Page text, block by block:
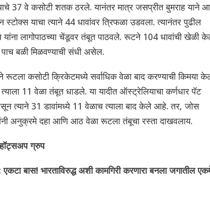
37 वे कसोटी शतक ठरले. यानंतर मात्र जसप्रीत बुमराह याने
स्टोक्स याचा त्याने 44 धावांवर त्रिफळा उडवला. त्यानंतर पुढील
लागोपाठच्या चेंडूवर तंबूत पाठवले. रूटने 104 धावांची खेळी
पाच बळी मिळवण्याची संधी असेल.
रूटला कसोटी क्रिकेटमध्ये सर्वाधिक वेळा बाद करण्याची किमया
11 वेळा तंबूत धाडले. या यादीत ऑस्ट्रेलियाचा कर्णधार पॅट
त्याने 31 डावांमध्ये 11 वेळाच त्याला बाद केले आहे. तर, जोस
अनुक्रमे दहा आणि आठ वेळा रूटला तंबूचा रस्ता दाखवलाय.
ग्रुप
बास! भारताविरुद्ध अशी कामगिरी करणारा बनला जगातील